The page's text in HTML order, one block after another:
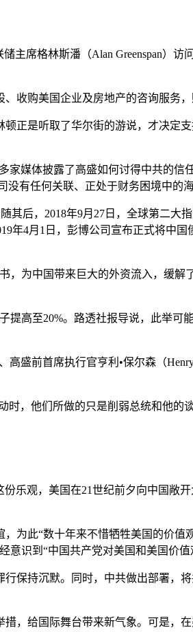
主席格林斯潘（Alan Greenspan）访
收购美国企业及房地产的咨询服务，
正是听取了华尔街的游说，才决定
家媒体披露了高盛如何讨得中共的信
有任何关联、正处于财务困境中的海
其后，2018年9月27日，全球第二大
年4月1日，彭博公司宣布正式将中
，为中国带来巨大的外资流入，缓解
提高至20%。路透社报导说，此举可
盛前首席执行官亨利•保尔森（
时，他们所做的只是削弱总统和他的
乐观，美国在21世纪前夕向中国敞
为此“数十年来不惜牺牲美国的价值
识到“中国共产党对美国和美国价值
保持沉默。同时，中共做出部署，
，给国际舞台带来新气象。可是，